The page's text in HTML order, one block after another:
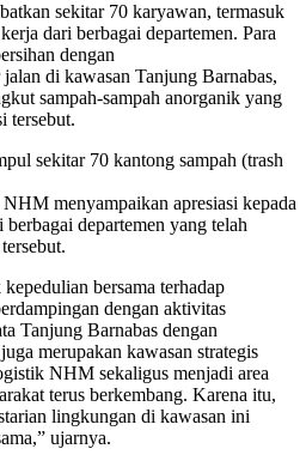
sekitar 70 karyawan, termasuk
dari berbagai departemen. Para
dengan
di kawasan Tanjung Barnabas,
sampah-sampah anorganik yang
tersebut.
sekitar 70 kantong sampah (trash
menyampaikan apresiasi kepada
departemen yang telah
bersama terhadap
dengan aktivitas
Tanjung Barnabas dengan
merupakan kawasan strategis
NHM sekaligus menjadi area
terus berkembang. Karena itu,
lingkungan di kawasan ini
ujarnya.